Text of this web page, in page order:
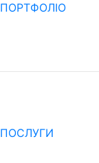
ПОРТФОЛІО
ПОСЛУГИ